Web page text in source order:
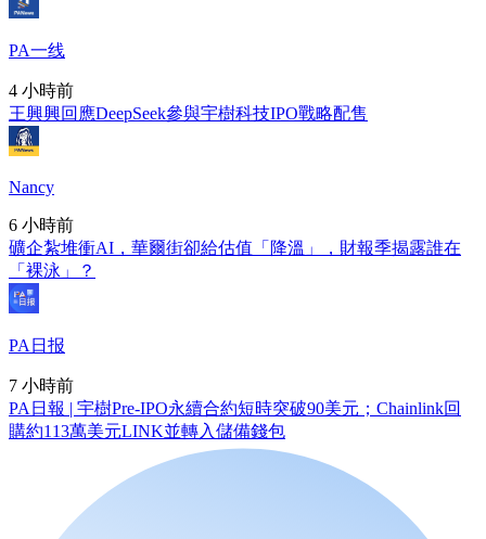
PA一线
4 小時前
王興興回應DeepSeek參與宇樹科技IPO戰略配售
Nancy
6 小時前
礦企紮堆衝AI，華爾街卻給估值「降溫」，財報季揭露誰在
「裸泳」？
PA日报
7 小時前
PA日報 | 宇樹Pre-IPO永續合約短時突破90美元；Chainlink回
購約113萬美元LINK並轉入儲備錢包